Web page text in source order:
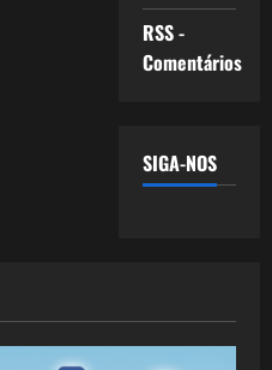
RSS -
Comentários
SIGA-NOS